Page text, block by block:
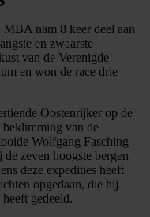
nam 8 keer deel aan
en zwaarste
van de Verenigde
en won de race drie
Oostenrijker op de
beklimming van de
Wolfgang Fasching
zeven hoogste bergen
deze expedities heeft
opgedaan, die hij
gedeeld.